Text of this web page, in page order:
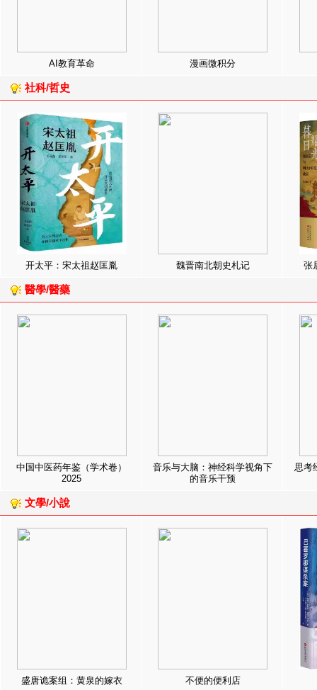
AI教育革命 漫画微积分
社科/哲史
开太平：宋太祖赵匡胤 魏晋南北朝史札记 张
醫學/醫藥
中国中医药年鉴（学术卷）
2025
音乐与大脑：神经科学视角下
的音乐干预
思考
文學/小說
盛唐诡案组：黄泉的嫁衣 不便的便利店